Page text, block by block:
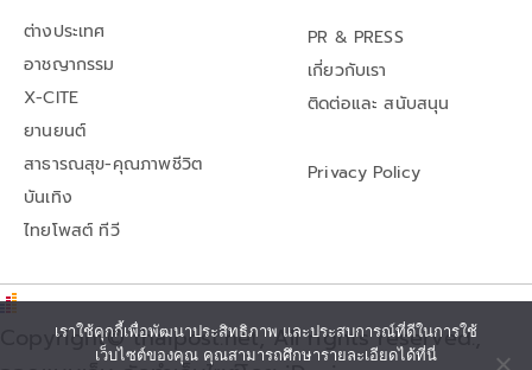
ต่างประเทศ
อาชญากรรม
X-CITE
ยานยนต์
สาธารณสุข-คุณภาพชีวิต
บันเทิง
ไทยโพสต์ ทีวี
PR & PRESS
เกี่ยวกับเรา
ติดต่อและ สนับสนุน
Privacy Policy
Copyright© thaipost.net, All rights reserved.,
เราใช้คุกกี้เพื่อพัฒนาประสิทธิภาพ และประสบการณ์ที่ดีในการใช้
เว็บไซต์ของคุณ คุณสามารถศึกษารายละเอียดได้ที่นี่